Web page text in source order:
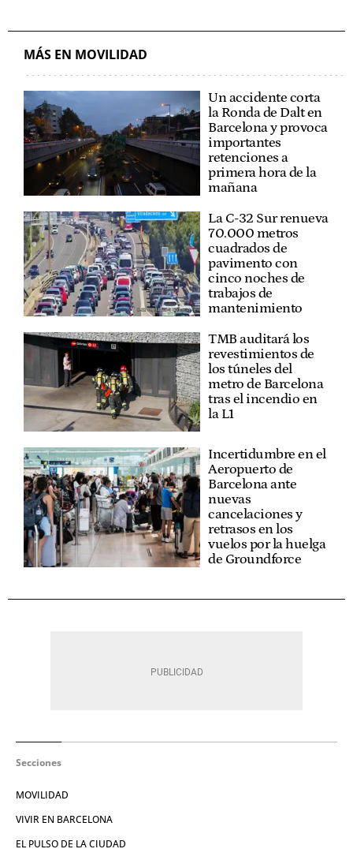
MÁS EN MOVILIDAD
Un accidente corta
la Ronda de Dalt en
Barcelona y provoca
importantes
retenciones a
primera hora de la
mañana
La C-32 Sur renueva
70.000 metros
cuadrados de
pavimento con
cinco noches de
trabajos de
mantenimiento
TMB auditará los
revestimientos de
los túneles del
metro de Barcelona
tras el incendio en
la L1
Incertidumbre en el
Aeropuerto de
Barcelona ante
nuevas
cancelaciones y
retrasos en los
vuelos por la huelga
de Groundforce
Secciones
MOVILIDAD
VIVIR EN BARCELONA
EL PULSO DE LA CIUDAD